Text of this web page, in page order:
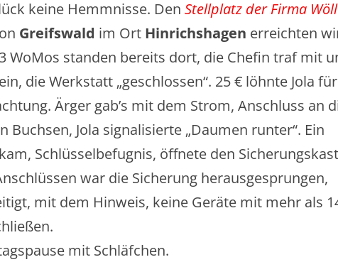
keine Hemmnisse. Den Stellplatz der Firma
Greifswald im Ort Hinrichshagen erreichten
WoMos standen bereits dort, die Chefin traf mit
die Werkstatt „geschlossen“. 25 € löhnte Jola für
Ärger gab’s mit dem Strom, Anschluss an
Buchsen, Jola signalisierte „Daumen runter“. Ein
Schlüsselbefugnis, öffnete den
war die Sicherung herausgesprungen,
mit dem Hinweis, keine Geräte mit mehr als
mit Schläfchen.